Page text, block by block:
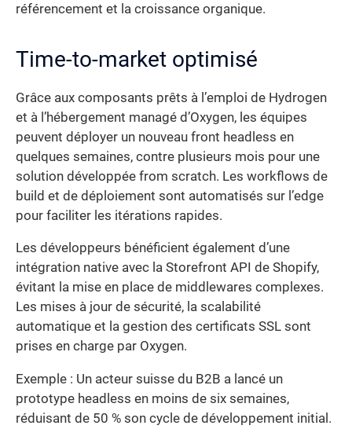
référencement et la croissance organique.
Time-to-market optimisé
Grâce aux composants prêts à l’emploi de Hydrogen
et à l’hébergement managé d’Oxygen, les équipes
peuvent déployer un nouveau front headless en
quelques semaines, contre plusieurs mois pour une
solution développée from scratch. Les workflows de
build et de déploiement sont automatisés sur l’edge
pour faciliter les itérations rapides.
Les développeurs bénéficient également d’une
intégration native avec la Storefront API de Shopify,
évitant la mise en place de middlewares complexes.
Les mises à jour de sécurité, la scalabilité
automatique et la gestion des certificats SSL sont
prises en charge par Oxygen.
Exemple : Un acteur suisse du B2B a lancé un
prototype headless en moins de six semaines,
réduisant de 50 % son cycle de développement initial.